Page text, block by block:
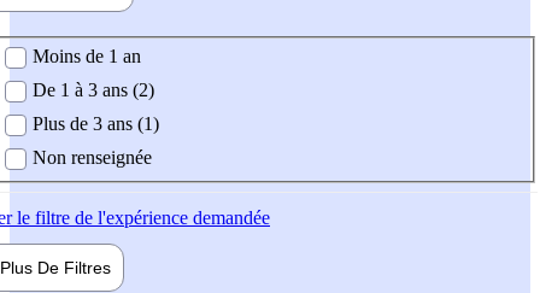
demandée
Moins de 1 an
De 1 à 3 ans (2)
Plus de 3 ans (1)
Non renseignée
le filtre de l'expérience demandée
Plus De Filtres